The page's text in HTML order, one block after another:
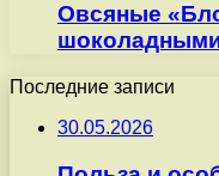
Овсяные
Последние записи
30.05.2026